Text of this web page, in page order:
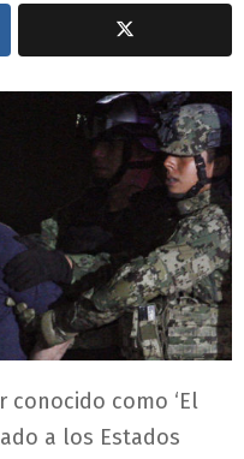
conocido como ‘El
a los Estados